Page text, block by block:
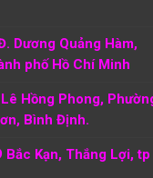
Dương Quảng Hàm,
phố Hồ Chí Minh
Hồng Phong,
Bình Định.
Kạn, Thắng Lợi, tp